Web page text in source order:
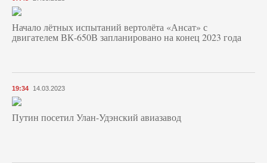
Начало лётных испытаний вертолёта «Ансат» с
двигателем ВК-650В запланировано на конец 2023 года
19:34 14.03.2023
Путин посетил Улан-Удэнский авиазавод